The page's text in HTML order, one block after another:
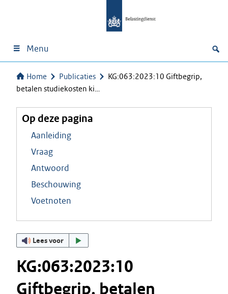
Menu
Home Publicaties
KG:063:2023:10 Giftbegrip,
betalen studiekosten ki…
Op deze pagina
Aanleiding
Vraag
Antwoord
Beschouwing
Voetnoten
Lees voor
KG:063:2023:10
Giftbegrip, betalen